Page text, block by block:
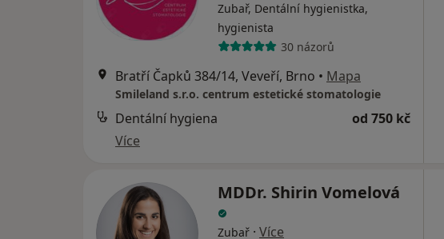
Zubař, Dentální hygienistka,
hygienista
30 názorů
Bratří Čapků 384/14, Veveří, Brno • Mapa
Smileland s.r.o. centrum estetické stomatologie
Dentální hygiena
od 750 kč
Více
MDDr. Shirin Vomelová
Zubař · Více